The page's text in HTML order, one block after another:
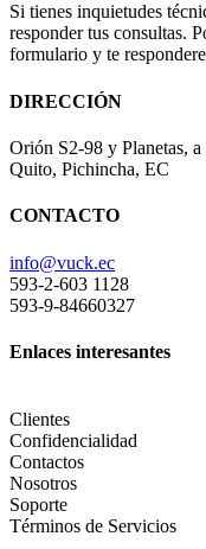
Si tienes inquietudes
responder tus consultas.
formulario y te
DIRECCIÓN
Orión S2-98 y Planetas,
Quito, Pichincha, EC
CONTACTO
info@vuck.ec
593-2-603 1128
593-9-84660327
Enlaces interesantes
Clientes
Confidencialidad
Contactos
Nosotros
Soporte
Términos de Servicios